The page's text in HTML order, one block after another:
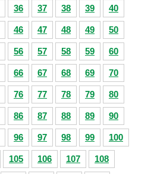
36 37 38 39 40
46 47 48 49 50
56 57 58 59 60
66 67 68 69 70
76 77 78 79 80
86 87 88 89 90
96 97 98 99 100
105 106 107 108